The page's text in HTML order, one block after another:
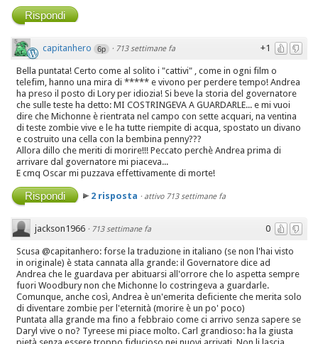
Rispondi
+1
capitanhero 6p · 713 settimane fa
Bella puntata! Certo come al solito i "cattivi" , come in ogni film o
telefim, hanno una mira di ***** e vivono per perdere tempo! Andrea
ha preso il posto di Lory per idiozia! Si beve la storia del governatore
che sulle teste ha detto: MI COSTRINGEVA A GUARDARLE... e mi vuoi
dire che Michonne è rientrata nel campo con sette acquari, na ventina
di teste zombie vive e le ha tutte riempite di acqua, spostato un divano
e costruito una cella con la bembina penny???
Allora dillo che meriti di morire!!! Peccato perchè Andrea prima di
arrivare dal governatore mi piaceva...
E cmq Oscar mi puzzava effettivamente di morte!
Rispondi 2 risposta · attivo 713 settimane fa
0
jackson1966 · 713 settimane fa
Scusa @capitanhero: forse la traduzione in italiano (se non l'hai visto
in originale) è stata cannata alla grande: il Governatore dice ad
Andrea che le guardava per abituarsi all'orrore che lo aspetta sempre
fuori Woodbury non che Michonne lo costringeva a guardarle.
Comunque, anche così, Andrea è un'emerita deficiente che merita solo
di diventare zombie per l'eternità (morire è un po' poco)
Puntata alla grande ma fino a febbraio come ci arrivo senza sapere se
Daryl vive o no? Tyreese mi piace molto. Carl grandioso: ha la giusta